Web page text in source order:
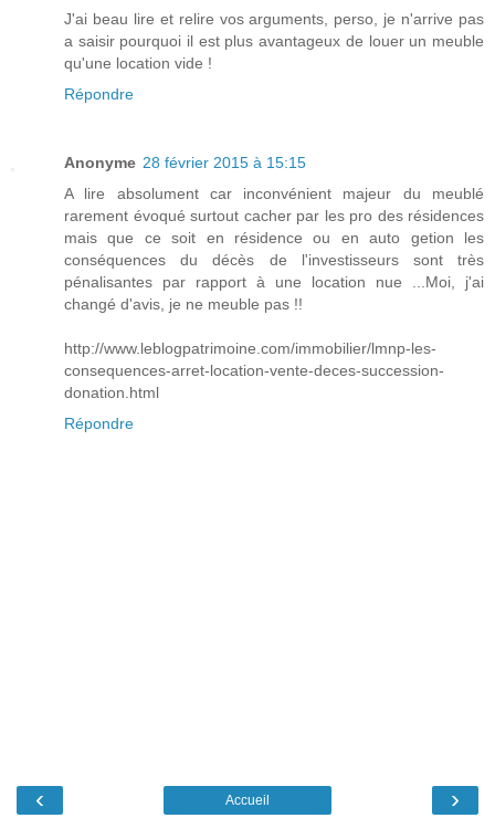
J'ai beau lire et relire vos arguments, perso, je n'arrive pas
a saisir pourquoi il est plus avantageux de louer un meuble
qu'une location vide !
Répondre
Anonyme 28 février 2015 à 15:15
A lire absolument car inconvénient majeur du meublé
rarement évoqué surtout cacher par les pro des résidences
mais que ce soit en résidence ou en auto getion les
conséquences du décès de l'investisseurs sont très
pénalisantes par rapport à une location nue ...Moi, j'ai
changé d'avis, je ne meuble pas !!
http://www.leblogpatrimoine.com/immobilier/lmnp-les-
consequences-arret-location-vente-deces-succession-
donation.html
Répondre
‹ ›
Accueil